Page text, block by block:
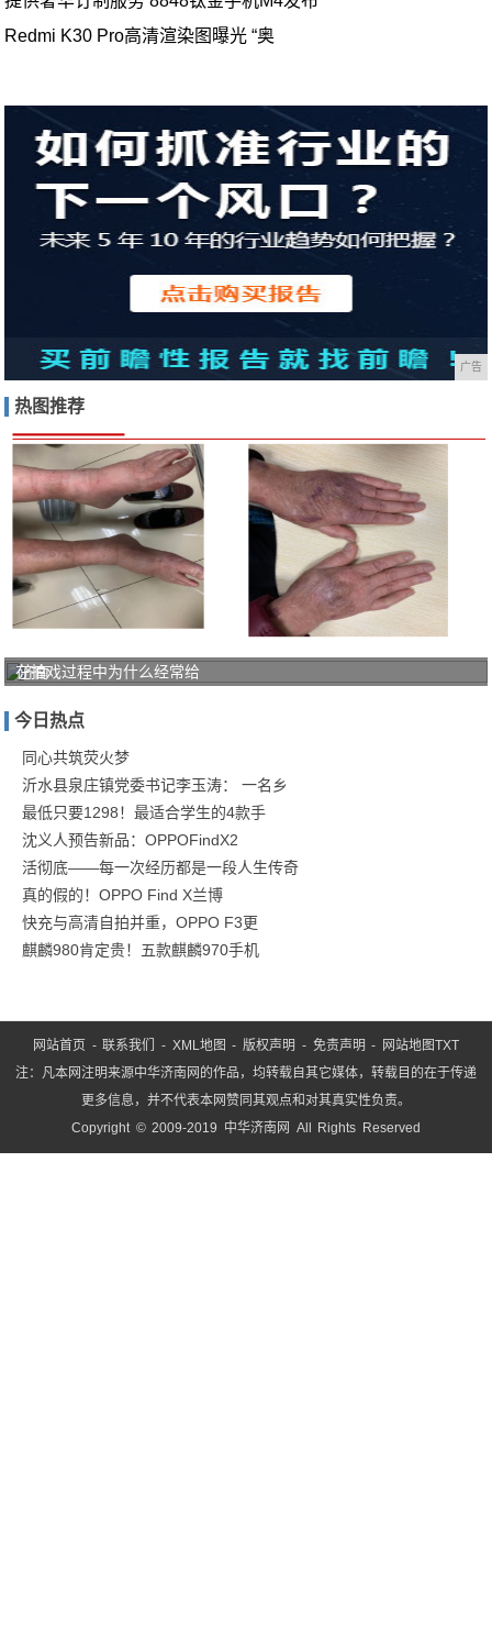
Redmi K30 Pro高清渲染图曝光 “奥
广告
热图推荐
济南
风湿
病医
院"三
阶
在拍戏过程中为什么经常给
今日热点
同心共筑荧火梦
沂水县泉庄镇党委书记李玉涛： 一名乡
最低只要1298！最适合学生的4款手
沈义人预告新品：OPPOFindX2
活彻底——每一次经历都是一段人生传奇
真的假的！OPPO Find X兰博
快充与高清自拍并重，OPPO F3更
麒麟980肯定贵！五款麒麟970手机
网站首页 -联系我们 - XML地图 -版权声明 - 免责声明 - 网站地图TXT
注：凡本网注明来源中华济南网的作品，均转载自其它媒体，转载目的在于传递
更多信息，并不代表本网赞同其观点和对其真实性负责。
Copyright © 2009-2019 中华济南网 All Rights Reserved